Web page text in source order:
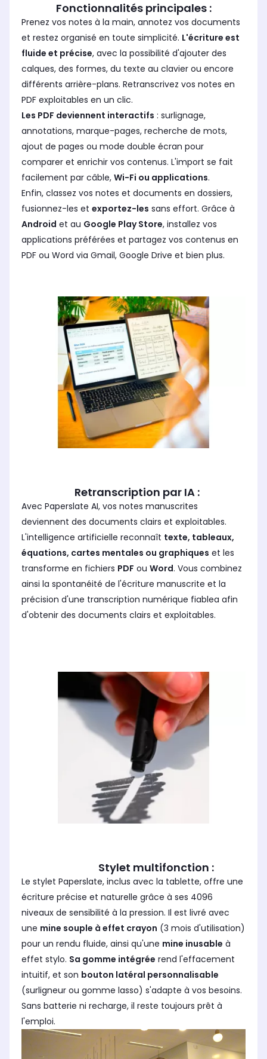
Fonctionnalités principales :
Prenez vos notes à la main, annotez vos documents
et restez organisé en toute simplicité. L'écriture est
fluide et précise, avec la possibilité d'ajouter des
calques, des formes, du texte au clavier ou encore
différents arrière-plans. Retranscrivez vos notes en
PDF exploitables en un clic.
Les PDF deviennent interactifs : surlignage,
annotations, marque-pages, recherche de mots,
ajout de pages ou mode double écran pour
comparer et enrichir vos contenus. L'import se fait
facilement par câble, Wi-Fi ou applications.
Enfin, classez vos notes et documents en dossiers,
fusionnez-les et exportez-les sans effort. Grâce à
Android et au Google Play Store, installez vos
applications préférées et partagez vos contenus en
PDF ou Word via Gmail, Google Drive et bien plus.
Retranscription par IA :
Avec Paperslate AI, vos notes manuscrites
deviennent des documents clairs et exploitables.
L'intelligence artificielle reconnaît texte, tableaux,
équations, cartes mentales ou graphiques et les
transforme en fichiers PDF ou Word. Vous combinez
ainsi la spontanéité de l'écriture manuscrite et la
précision d'une transcription numérique fiablea afin
d'obtenir des documents clairs et exploitables.
Stylet multifonction :
Le stylet Paperslate, inclus avec la tablette, offre une
écriture précise et naturelle grâce à ses 4096
niveaux de sensibilité à la pression. Il est livré avec
une mine souple à effet crayon (3 mois d'utilisation)
pour un rendu fluide, ainsi qu'une mine inusable à
effet stylo. Sa gomme intégrée rend l'effacement
intuitif, et son bouton latéral personnalisable
(surligneur ou gomme lasso) s'adapte à vos besoins.
Sans batterie ni recharge, il reste toujours prêt à
l'emploi.